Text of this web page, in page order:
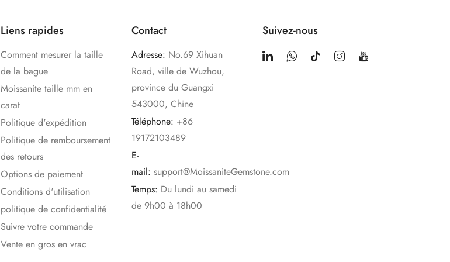
Liens rapides
Comment mesurer la taille
de la bague
Moissanite taille mm en
carat
Politique d'expédition
Politique de remboursement
des retours
Options de paiement
Conditions d'utilisation
politique de confidentialité
Suivre votre commande
Vente en gros en vrac
Contact
Adresse: No.69 Xihuan
Road, ville de Wuzhou,
province du Guangxi
543000, Chine
Téléphone: +86
19172103489
E-
mail: support@MoissaniteGemstone.com
Temps: Du lundi au samedi
de 9h00 à 18h00
Suivez-nous